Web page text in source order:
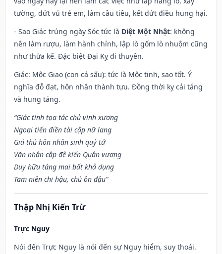
tường, dứt vú trẻ em, làm cầu tiêu, kết dứt điều hung hại.
- Sao Giác trúng ngày Sóc tức là Diệt Một Nhật: không
nên làm rượu, làm hành chính, lập lò gốm lò nhuộm cũng
như thừa kế. Đặc biệt Đại Kỵ đi thuyền.
Giác: Mộc Giao (con cá sấu): tức là Mộc tinh, sao tốt. Ý
nghĩa đỗ đạt, hôn nhân thành tựu. Đồng thời kỵ cải táng
và hung táng.
“Giác tinh tọa tác chủ vinh xương
Ngoại tiến điền tài cập nữ lang
Giá thú hôn nhân sinh quý tử
Văn nhân cập đệ kiến Quân vương
Duy hữu táng mai bất khả dụng
Tam niên chi hậu, chủ ôn đậu”
Thập Nhị Kiến Trừ
Trực Nguy
Nói đến Trực Nguy là nói đến sự Nguy hiểm, suy thoái.